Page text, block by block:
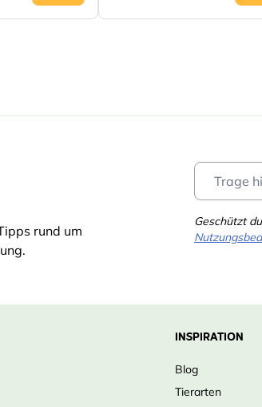
rund um
Geschützt
INSPIRATION
Blog
Tierarten